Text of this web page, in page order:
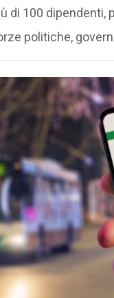
di 100 dipendenti,
politiche,